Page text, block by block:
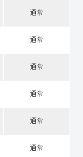
通常
通常
通常
通常
通常
通常